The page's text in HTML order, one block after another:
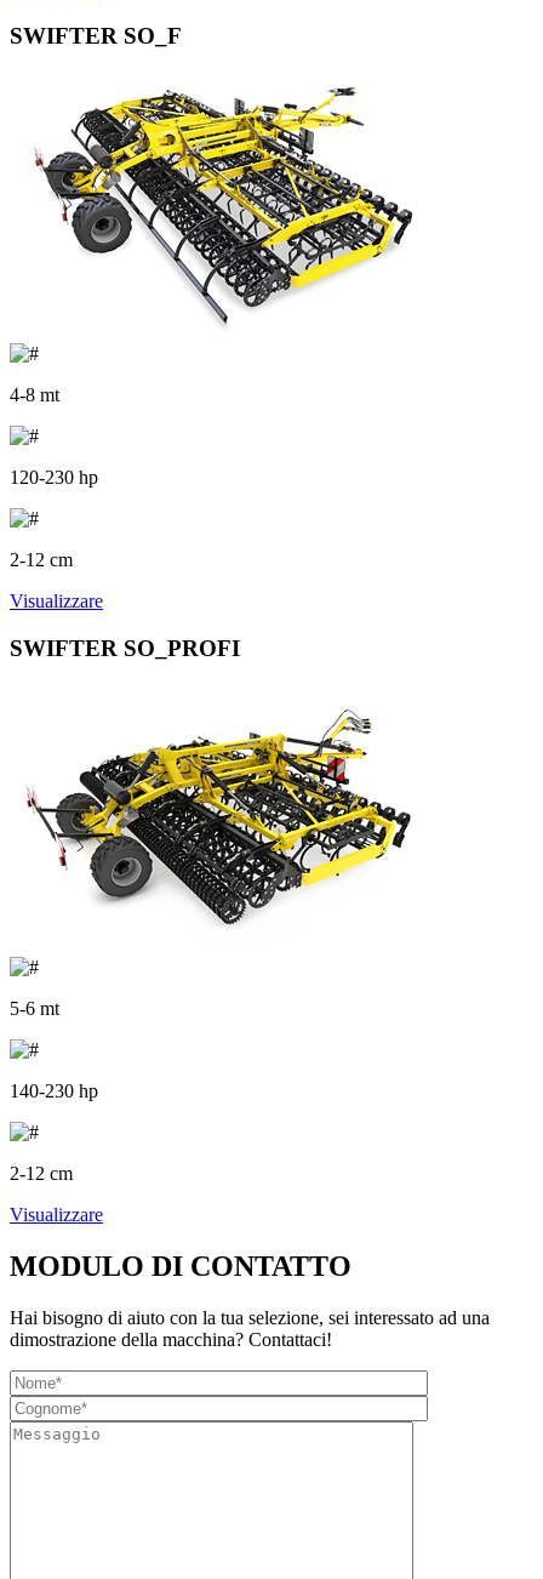
SWIFTER SO_F
4-8 mt
120-230 hp
2-12 cm
Visualizzare
SWIFTER SO_PROFI
5-6 mt
140-230 hp
2-12 cm
Visualizzare
MODULO DI CONTATTO
Hai bisogno di aiuto con la tua selezione, sei interessato ad una
dimostrazione della macchina? Contattaci!